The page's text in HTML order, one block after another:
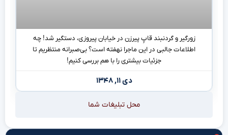
زورگیر و گردنبند قاپِ پیرزن در خیابان پیروزی، دستگیر شد! چه
اطلاعات جالبی در این ماجرا نهفته است؟ بی‌صبرانه منتظریم تا
جزئیات بیشتری را با هم بررسی کنیم!
دی ۱۱, ۱۳۴۸
محل تبلیغات شما